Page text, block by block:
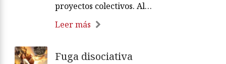
proyectos colectivos. Al…
Leer más
Fuga disociativa